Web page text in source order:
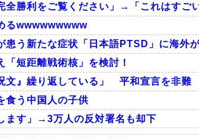
Powered by livedoor 相互RSS
全勝利をご覧ください」→「これはすご
るwwwwwwwww
患う新たな症状「日本語PTSD」に海外
短距離戦術核」を検討！
文』繰り返している」 平和宣言を非難
食う中国人の子供
ます」→3万人の反対署名も却下